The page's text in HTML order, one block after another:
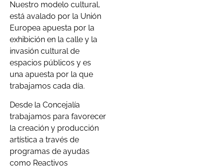
Nuestro modelo cultural,
está avalado por la Unión
Europea apuesta por la
exhibición en la calle y la
invasión cultural de
espacios públicos y es
una apuesta por la que
trabajamos cada día.
Desde la Concejalía
trabajamos para favorecer
la creación y producción
artística a través de
programas de ayudas
como Reactivos